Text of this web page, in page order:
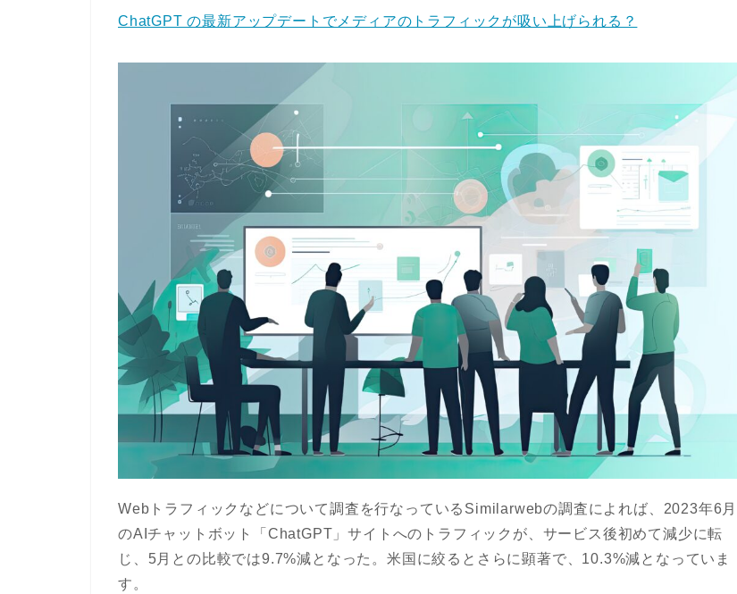
ChatGPT の最新アップデートでメディアのトラフィックが吸い上げられる？
Webトラフィックなどについて調査を行なっているSimilarwebの調査によれば、2023年6月
のAIチャットボット「ChatGPT」サイトへのトラフィックが、サービス後初めて減少に転
じ、5月との比較では9.7%減となった。米国に絞るとさらに顕著で、10.3%減となっていま
す。